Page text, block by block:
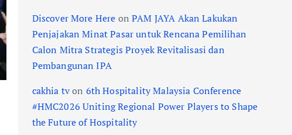
Discover More Here onPAM JAYA Akan Lakukan
Penjajakan Minat Pasar untuk Rencana Pemilihan
Calon Mitra Strategis Proyek Revitalisasi dan
Pembangunan IPA
cakhia tvon 6th Hospitality Malaysia Conference
#HMC2026 Uniting Regional Power Players to Shape
the Future of Hospitality